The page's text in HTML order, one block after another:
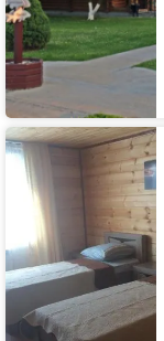
Гостевой
дом
Флагман